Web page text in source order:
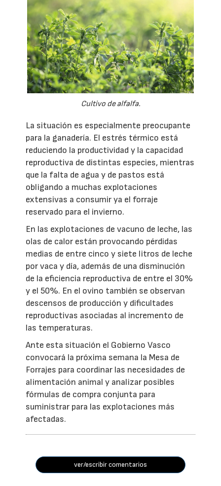
Cultivo de alfalfa.
La situación es especialmente preocupante
para la ganadería. El estrés térmico está
reduciendo la productividad y la capacidad
reproductiva de distintas especies, mientras
que la falta de agua y de pastos está
obligando a muchas explotaciones
extensivas a consumir ya el forraje
reservado para el invierno.
En las explotaciones de vacuno de leche, las
olas de calor están provocando pérdidas
medias de entre cinco y siete litros de leche
por vaca y día, además de una disminución
de la eficiencia reproductiva de entre el 30%
y el 50%. En el ovino también se observan
descensos de producción y dificultades
reproductivas asociadas al incremento de
las temperaturas.
Ante esta situación el Gobierno Vasco
convocará la próxima semana la Mesa de
Forrajes para coordinar las necesidades de
alimentación animal y analizar posibles
fórmulas de compra conjunta para
suministrar para las explotaciones más
afectadas.
ver/escribir comentarios